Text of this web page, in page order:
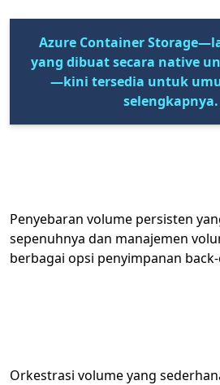
Azure Container
yang dibuat secara native
—kini tersedia untuk
selengkapnya.
Penyebaran volume persisten
sepenuhnya dan manajemen
berbagai opsi penyimpanan
Orkestrasi volume yang